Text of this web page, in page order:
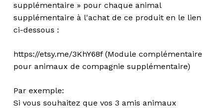
supplémentaire » pour chaque animal
supplémentaire à l'achat de ce produit en le lien
ci-dessous :
https://etsy.me/3KhY68f (Module complémentaire
pour animaux de compagnie supplémentaire)
Par exemple:
Si vous souhaitez que vos 3 amis animaux